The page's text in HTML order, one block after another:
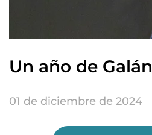
Un año de Galán
01 de diciembre de 2024